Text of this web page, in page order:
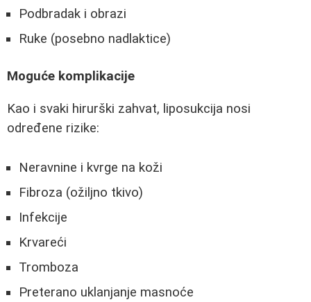
Podbradak i obrazi
Ruke (posebno nadlaktice)
Moguće komplikacije
Kao i svaki hirurški zahvat, liposukcija nosi
određene rizike:
Neravnine i kvrge na koži
Fibroza (ožiljno tkivo)
Infekcije
Krvareći
Tromboza
Preterano uklanjanje masnoće